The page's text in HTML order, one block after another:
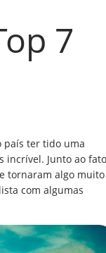
7
país ter tido uma
incrível. Junto ao fato
tornaram algo muito
com algumas